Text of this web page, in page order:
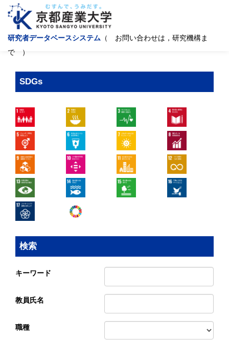
研究者データベースシステム （ お問い合わせは，研究機構ま
で ）
SDGs
検索
キーワード
教員氏名
職種